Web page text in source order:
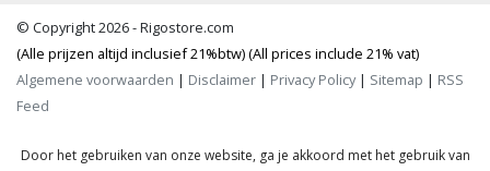
© Copyright 2026 - Rigostore.com
(Alle prijzen altijd inclusief 21%btw) (All prices include 21% vat)
Algemene voorwaarden | Disclaimer | Privacy Policy| Sitemap | RSS
Feed
Door het gebruiken van onze website, ga je akkoord met het gebruik van